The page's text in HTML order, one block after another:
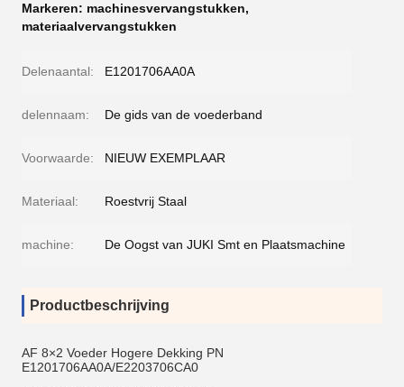
Markeren: machinesvervangstukken,
materiaalvervangstukken
Delenaantal: E1201706AA0A
delennaam: De gids van de voederband
Voorwaarde: NIEUW EXEMPLAAR
Materiaal: Roestvrij Staal
machine: De Oogst van JUKI Smt en Plaatsmachine
Productbeschrijving
AF 8×2 Voeder Hogere Dekking PN
E1201706AA0A/E2203706CA0